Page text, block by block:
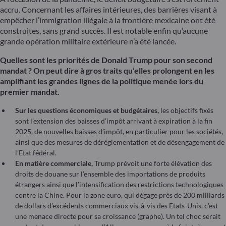
accru. Concernant les affaires intérieures, des barrières visant à
empêcher l’immigration illégale à la frontière mexicaine ont été
construites, sans grand succès. Il est notable enfin qu’aucune
grande opération militaire extérieure n’a été lancée.
Quelles sont les priorités de Donald Trump pour son second
mandat ? On peut dire à gros traits qu’elles prolongent en les
amplifiant les grandes lignes de la politique menée lors du
premier mandat.
Sur les questions économiques et budgétaires, les objectifs fixés
sont l’extension des baisses d’impôt arrivant à expiration à la fin
2025, de nouvelles baisses d’impôt, en particulier pour les sociétés,
ainsi que des mesures de déréglementation et de désengagement de
l’Etat fédéral.
En matière commerciale,Trump prévoit une forte élévation des
droits de douane sur l’ensemble des importations de produits
étrangers ainsi que l’intensification des restrictions technologiques
contre la Chine. Pour la zone euro, qui dégage près de 200 milliards
de dollars d’excédents commerciaux vis-à-vis des Etats-Unis, c’est
une menace directe pour sa croissance (graphe). Un tel choc serait